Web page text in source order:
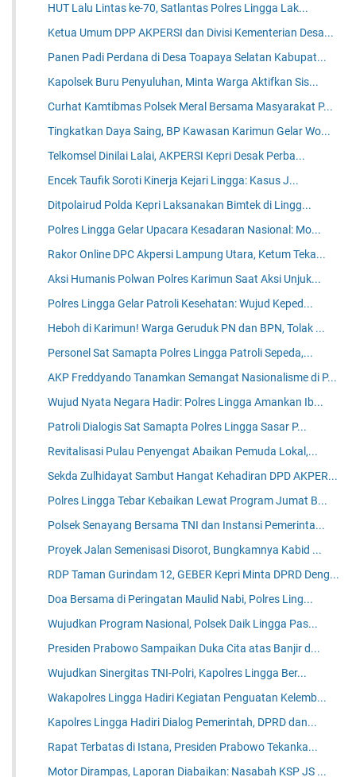
HUT Lalu Lintas ke-70, Satlantas Polres Lingga Lak...
Ketua Umum DPP AKPERSI dan Divisi Kementerian Desa...
Panen Padi Perdana di Desa Toapaya Selatan Kabupat...
Kapolsek Buru Penyuluhan, Minta Warga Aktifkan Sis...
Curhat Kamtibmas Polsek Meral Bersama Masyarakat P...
Tingkatkan Daya Saing, BP Kawasan Karimun Gelar Wo...
Telkomsel Dinilai Lalai, AKPERSI Kepri Desak Perba...
Encek Taufik Soroti Kinerja Kejari Lingga: Kasus J...
Ditpolairud Polda Kepri Laksanakan Bimtek di Lingg...
Polres Lingga Gelar Upacara Kesadaran Nasional: Mo...
Rakor Online DPC Akpersi Lampung Utara, Ketum Teka...
Aksi Humanis Polwan Polres Karimun Saat Aksi Unjuk...
Polres Lingga Gelar Patroli Kesehatan: Wujud Keped...
Heboh di Karimun! Warga Geruduk PN dan BPN, Tolak ...
Personel Sat Samapta Polres Lingga Patroli Sepeda,...
AKP Freddyando Tanamkan Semangat Nasionalisme di P...
Wujud Nyata Negara Hadir: Polres Lingga Amankan Ib...
Patroli Dialogis Sat Samapta Polres Lingga Sasar P...
Revitalisasi Pulau Penyengat Abaikan Pemuda Lokal,...
Sekda Zulhidayat Sambut Hangat Kehadiran DPD AKPER...
Polres Lingga Tebar Kebaikan Lewat Program Jumat B...
Polsek Senayang Bersama TNI dan Instansi Pemerinta...
Proyek Jalan Semenisasi Disorot, Bungkamnya Kabid ...
RDP Taman Gurindam 12, GEBER Kepri Minta DPRD Deng...
Doa Bersama di Peringatan Maulid Nabi, Polres Ling...
Wujudkan Program Nasional, Polsek Daik Lingga Pas...
Presiden Prabowo Sampaikan Duka Cita atas Banjir d...
Wujudkan Sinergitas TNI-Polri, Kapolres Lingga Ber...
Wakapolres Lingga Hadiri Kegiatan Penguatan Kelemb...
Kapolres Lingga Hadiri Dialog Pemerintah, DPRD dan...
Rapat Terbatas di Istana, Presiden Prabowo Tekanka...
Motor Dirampas, Laporan Diabaikan: Nasabah KSP JS ...